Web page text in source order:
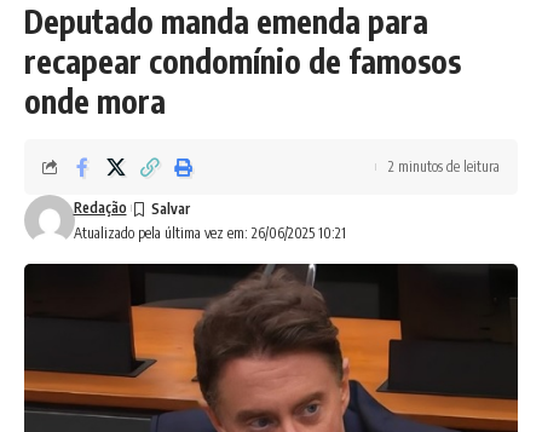
Deputado manda emenda para
recapear condomínio de famosos
onde mora
Atualizado pela última vez em: 26/06/2025 10:21
Redação
2 minutos de leitura